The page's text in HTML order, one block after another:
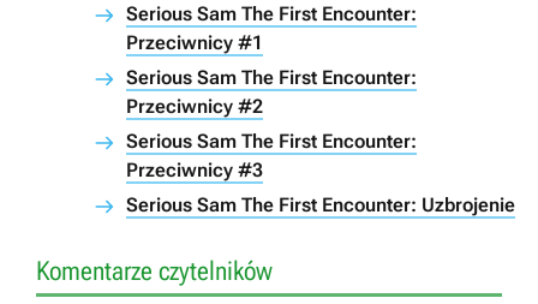
Serious Sam The First Encounter:
Przeciwnicy #1
Serious Sam The First Encounter:
Przeciwnicy #2
Serious Sam The First Encounter:
Przeciwnicy #3
Serious Sam The First Encounter: Uzbrojenie
Komentarze czytelników